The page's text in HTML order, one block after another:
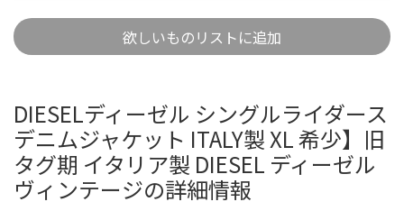
欲しいものリストに追加
DIESELディーゼル シングルライダース
デニムジャケット ITALY製 XL 希少】旧
タグ期 イタリア製 DIESEL ディーゼル
ヴィンテージの詳細情報